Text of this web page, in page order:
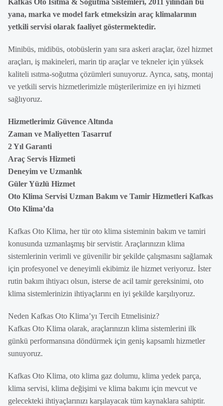
Kafkas Oto Isıtma & Soğutma Sistemleri, 2011 yılından bu
yana, marka ve model fark etmeksizin araç klimalarının
yetkili servisi olarak faaliyet göstermektedir.
Minibüs, midibüs, otobüslerin yanı sıra askeri araçlar, özel hizmet
araçları, iş makineleri, marin tip araçlar ve tekneler için yüksek
kaliteli ısıtma-soğutma çözümleri sunuyoruz. Ayrıca, satış, montaj
ve yetkili servis hizmetlerimizle müşterilerimize en iyi hizmeti
sağlıyoruz.
Hizmetlerimiz Güvence Altında
Zaman ve Maliyetten Tasarruf
2 Yıl Garanti
Araç Servis Hizmeti
Deneyim ve Uzmanlık
Güler Yüzlü Hizmet
Oto Klima Servisi Uzman Bakım ve Tamir Hizmetleri Kafkas
Oto Klima’da
Kafkas Oto Klima, her tür oto klima sisteminin bakım ve tamiri
konusunda uzmanlaşmış bir servistir. Araçlarınızın klima
sistemlerinin verimli ve güvenilir bir şekilde çalışmasını sağlamak
için profesyonel ve deneyimli ekibimiz ile hizmet veriyoruz. İster
rutin bakım ihtiyacı olsun, isterse de acil tamir gereksinimi, oto
klima sistemlerinizin ihtiyaçlarını en iyi şekilde karşılıyoruz.
Neden Kafkas Oto Klima’yı Tercih Etmelisiniz?
Kafkas Oto Klima olarak, araçlarınızın klima sistemlerini ilk
günkü performansına döndürmek için geniş kapsamlı hizmetler
sunuyoruz.
Kafkas Oto Klima, oto klima gaz dolumu, klima yedek parça,
klima servisi, klima değişimi ve klima bakımı için mevcut ve
gelecekteki ihtiyaçlarınızı karşılayacak tüm kaynaklara sahiptir.